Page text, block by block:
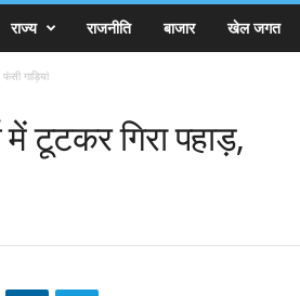
राज्य राजनीति बाजार खेल जगत
गाड़ियां
में टूटकर गिरा पहाड़,